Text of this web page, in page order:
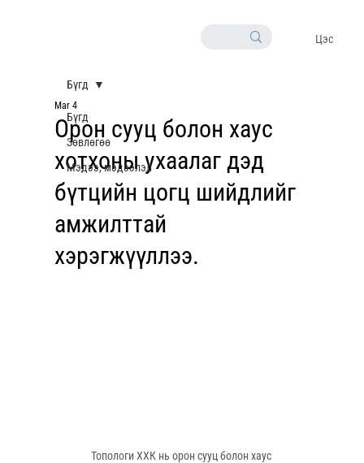
Цэс
Бүгд
Зөвлөгөө
Мэдээ, мэдээлэл
Бүгд
Орон сууц болон хаус
хотхоны ухаалаг дэд
бүтцийн цогц шийдлийг
амжилттай
хэрэгжүүллээ.
Mar 4
Топологи ХХК нь орон сууц болон хаус